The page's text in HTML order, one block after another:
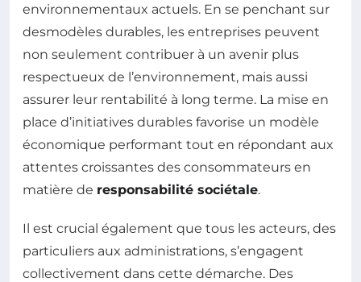
environnementaux actuels. En se penchant sur
desmodèles durables, les entreprises peuvent
non seulement contribuer à un avenir plus
respectueux de l’environnement, mais aussi
assurer leur rentabilité à long terme. La mise en
place d’initiatives durables favorise un modèle
économique performant tout en répondant aux
attentes croissantes des consommateurs en
matière de responsabilité sociétale.
Il est crucial également que tous les acteurs, des
particuliers aux administrations, s’engagent
collectivement dans cette démarche. Des